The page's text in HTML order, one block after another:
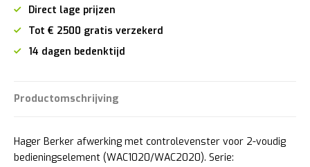
Direct lage prijzen
Tot € 2500 gratis verzekerd
14 dagen bedenktijd
Productomschrijving
Hager Berker afwerking met controlevenster voor 2-voudig
bedieningselement (WAC1020/WAC2020). Serie: